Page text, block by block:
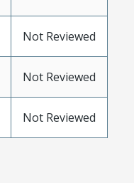
Not Reviewed
Not Reviewed
Not Reviewed